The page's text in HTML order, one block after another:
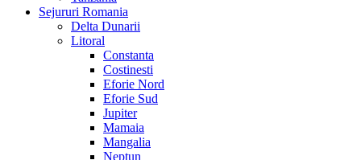
Sejururi Romania
Delta Dunarii
Litoral
Constanta
Costinesti
Eforie Nord
Eforie Sud
Jupiter
Mamaia
Mangalia
Neptun